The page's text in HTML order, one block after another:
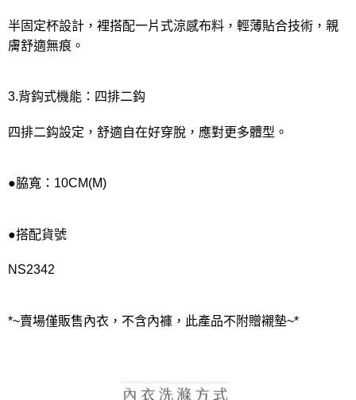
半固定杯設計，裡搭配一片式涼感布料，輕薄貼合技術，親
膚舒適無痕。
3.背鈎式機能：四排二鈎
四排二鈎設定，舒適自在好穿脫，應對更多體型。
●脇寬：10CM(M)
●搭配貨號
NS2342
*~賣場僅販售內衣，不含內褲，此產品不附贈襯墊~*